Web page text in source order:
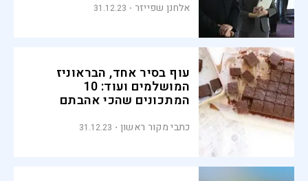
אלחנן שפייזר 31.12.23
עוף בסיר אחד, הבראוניז
המושלמים ועוד: 10
המתכונים שהכי אהבתם
כתבי מקור ראשון 31.12.23